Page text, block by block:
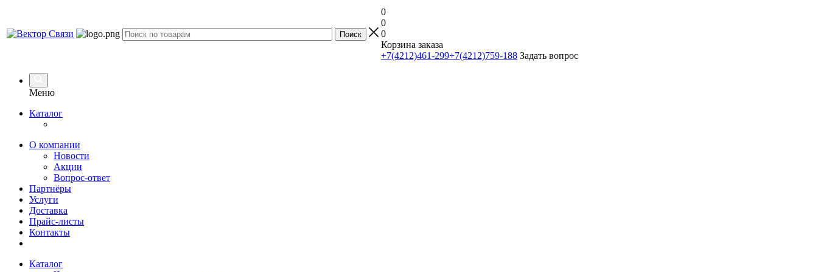
0
0
0
Корзина заказа
+7(4212)461-299+7(4212)759-188 Задать вопрос
Меню
Каталог
О компании
Новости
Акции
Вопрос-ответ
Партнёры
Услуги
Доставка
Прайс-листы
Контакты
Каталог